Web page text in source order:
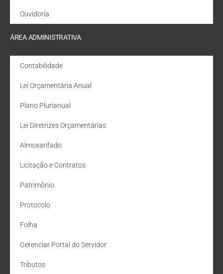
Ouvidoria
ÁREA ADMINISTRATIVA
Contabilidade
Lei Orçamentária Anual
Plano Plurianual
Lei Diretrizes Orçamentárias
Almoxarifado
Licitação e Contratos
Patrimônio
Protocolo
Folha
Gerenciar Portal do Servidor
Tributos